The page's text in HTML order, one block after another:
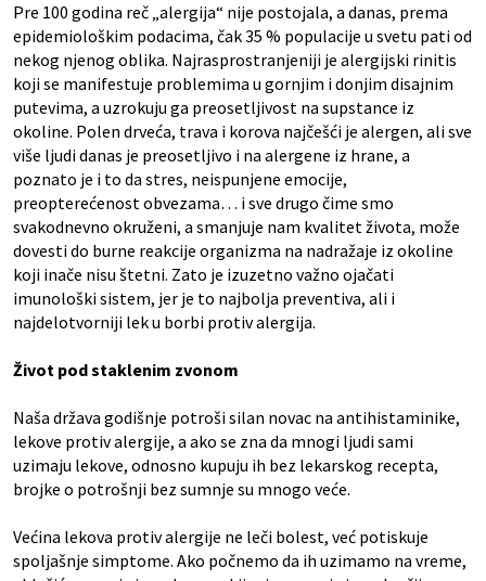
Pre 100 godina reč „alergija“ nije postojala, a danas, prema
epidemiološkim podacima, čak 35 % populacije u svetu pati od
nekog njenog oblika. Najrasprostranjeniji je alergijski rinitis
koji se manifestuje problemima u gornjim i donjim disajnim
putevima, a uzrokuju ga preosetljivost na supstance iz
okoline. Polen drveća, trava i korova najčešći je alergen, ali sve
više ljudi danas je preosetljivo i na alergene iz hrane, a
poznato je i to da stres, neispunjene emocije,
preopterećenost obvezama… i sve drugo čime smo
svakodnevno okruženi, a smanjuje nam kvalitet života, može
dovesti do burne reakcije organizma na nadražaje iz okoline
koji inače nisu štetni. Zato je izuzetno važno ojačati
imunološki sistem, jer je to najbolja preventiva, ali i
najdelotvorniji lek u borbi protiv alergija.
Život pod staklenim zvonom
Naša država godišnje potroši silan novac na antihistaminike,
lekove protiv alergije, a ako se zna da mnogi ljudi sami
uzimaju lekove, odnosno kupuju ih bez lekarskog recepta,
brojke o potrošnji bez sumnje su mnogo veće.
Većina lekova protiv alergije ne leči bolest, već potiskuje
spoljašnje simptome. Ako počnemo da ih uzimamo na vreme,